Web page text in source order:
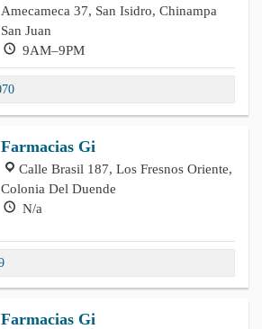
Amecameca 37, San Isidro, Chinampa
San Juan
9AM–9PM
Farmacias Gi
Calle Brasil 187, Los Fresnos Oriente,
Colonia Del Duende
N/a
Farmacias Gi